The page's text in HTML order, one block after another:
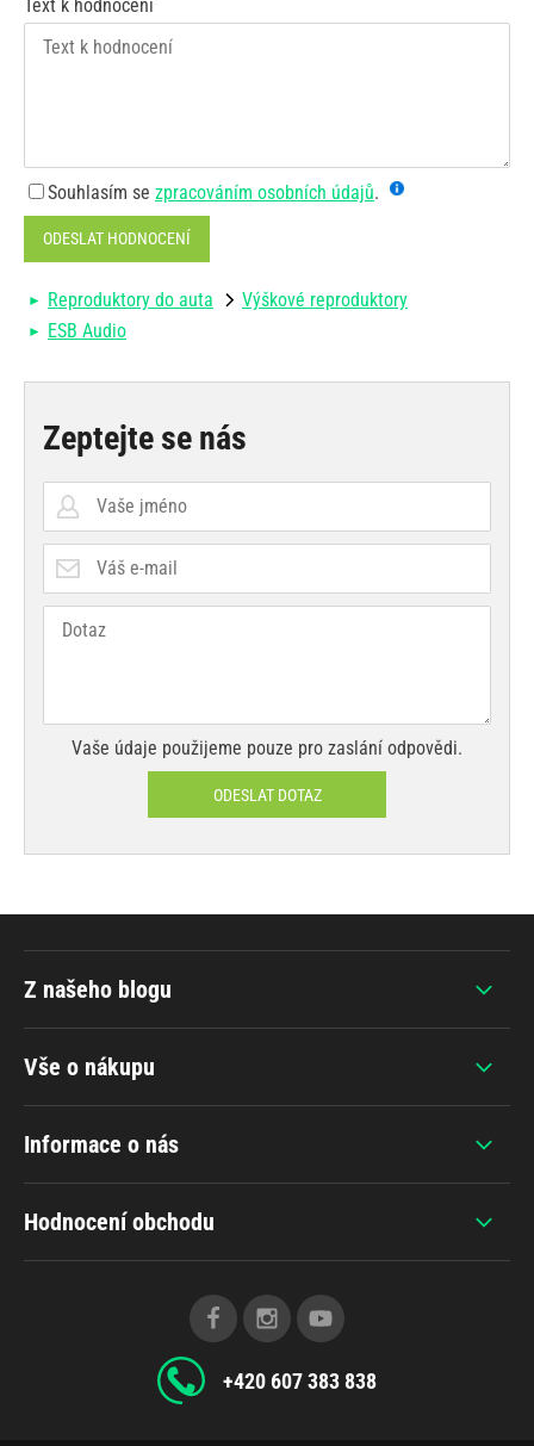
Text k hodnocení
Souhlasím se zpracováním osobních údajů.
ODESLAT HODNOCENÍ
Reproduktory do auta
Výškové reproduktory
ESB Audio
Zeptejte se nás
Vaše údaje použijeme pouze pro zaslání odpovědi.
ODESLAT DOTAZ
Vše o nákupu
Informace o nás
Hodnocení obchodu
+420 607 383 838
Z našeho blogu